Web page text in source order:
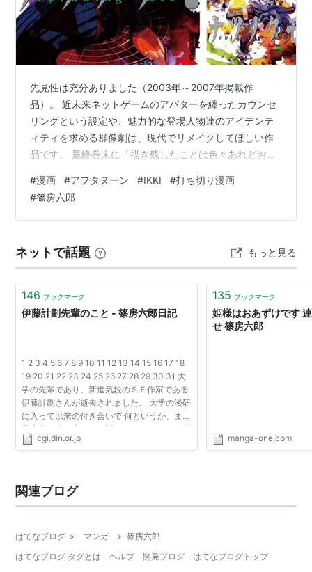
先見性は充分ありました（2003年～2007年掲載作
品）。 近未来ネットゲームのアバターを纏ったカウンセ
リングという設定や、魅力的な登場人物達のアイデンテ
ィティを求める群像劇は、現代でリメイクしてほしい作
品です。 最終巻末に「描き残したことは色々あれどお話
ります。ひとまずってことは続きあると期待していた時
期もありました、淡く。 今でも、くるみ（現実の家族ご
っこ）とリーゼ（ネット上の家族ごっこ）が交わる話の
モ（IKKI COMIX） 作者:篠房六郎 Amazon この漫画を読
み返したのはこの…
#漫画 #アフタヌーン #IKKI #打ち切り漫画
#篠房六郎
ネットで話題 もっと見る
146 ブックマーク
伊藤計劃先輩のこと - 篠房六郎日記
1 2 3 4 5 6 7 8 9 10 11 12 13 14 15 16 17 18
19 20 21 22 23 24 25 26 27 28 29 30 31 大
学の先輩であり、新進気鋭のＳＦ作家である
伊藤計劃さんが逝去されました。 大学の漫研
に入って以来の付き合いで 何というか、まあ
基本的に会う度にバカ話ばかりしてました 百
舌谷さんで、ツンデレの正式な病名を決める
cgi.din.or.jp
135 ブックマーク
姫様はおあずけです
せ 篠房六郎
manga-one.com
関連ブログ
はてなブログ > マンガ > 篠房六郎
はてなブログ タグとは
ヘルプ 開発ブログ はてなブログトップ